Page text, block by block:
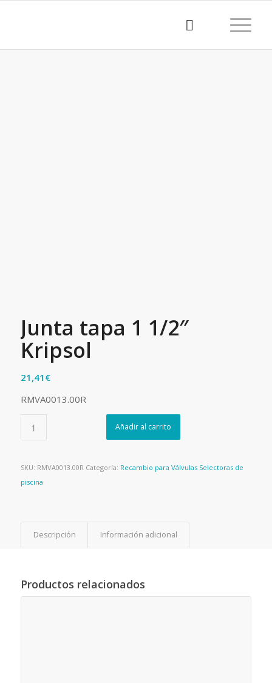
Junta tapa 1 1/2″
Kripsol
21,41 €
RMVA0013.00R
Añadir al carrito
SKU: RMVA0013.00R Categoría: Recambio para Válvulas Selectoras de
piscina
Descripción Información adicional
Productos relacionados